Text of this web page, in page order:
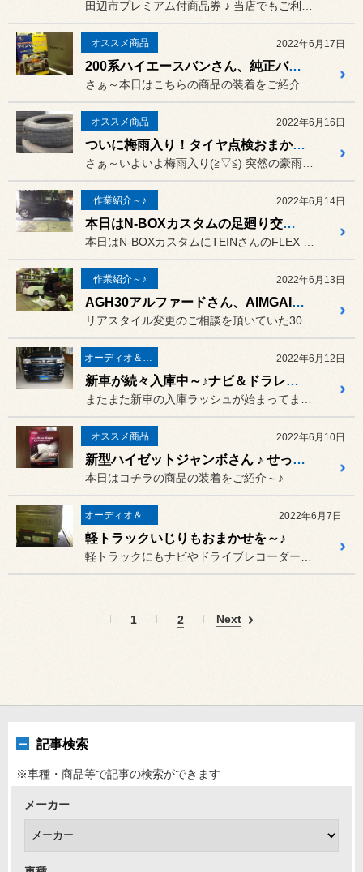
オススメ商品 2022年6月17日
200系ハイエースバンさん、純正バックカメラ画像を確認しやすく拡大です ♪
オススメ商品 2022年6月16日
ついに梅雨入り！タイヤ点検おまかせ下さい！
作業紹介～♪ 2022年6月14日
本日はN-BOXカスタムの足廻り交換～♪
作業紹介～♪ 2022年6月13日
AGH30アルファードさん、AIMGAIN BODYKIT装着でリアスタイルを自分好みに ♪
オーディオ＆ナビゲーション 2022年6月12日
新車が続々入庫中～♪ナビ＆ドラレコ装着はお任せを～♪
オススメ商品 2022年6月10日
新型ハイゼットジャンボさん ♪ せっかくの電動格納式ドアミラーなので使いやすく機能アップ ♪
本日はコチラの商品の装着をご紹介～♪
オーディオ＆ナビゲーション 2022年6月7日
軽トラックいじりもおまかせを～♪
1 2 Next
記事検索
※車種・商品等で記事の検索ができます
メーカー